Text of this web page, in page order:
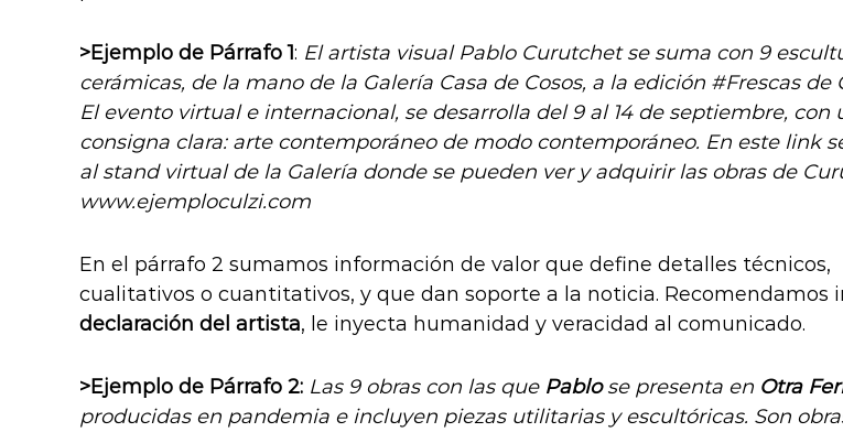
>Ejemplo de Párrafo 1: El artista visual Pablo Curutchet se suma con 9
cerámicas, de la mano de la Galería Casa de Cosos, a la edición #Frescas de
El evento virtual e internacional, se desarrolla del 9 al 14 de septiembre, con
consigna clara: arte contemporáneo de modo contemporáneo. En este link
al stand virtual de la Galería donde se pueden ver y adquirir las obras de
www.ejemploculzi.com
En el párrafo 2 sumamos información de valor que define detalles técnicos,
cualitativos o cuantitativos, y que dan soporte a la noticia. Recomendamos
declaración del artista, le inyecta humanidad y veracidad al comunicado.
>Ejemplo de Párrafo 2: Las 9 obras con las que Pablose presenta en Otra
producidas en pandemia e incluyen piezas utilitarias y escultóricas. Son